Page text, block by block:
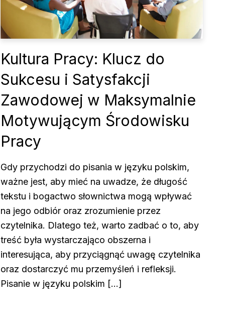
Kultura Pracy: Klucz do
Sukcesu i Satysfakcji
Zawodowej w Maksymalnie
Motywującym Środowisku
Pracy
Gdy przychodzi do pisania w języku polskim,
ważne jest, aby mieć na uwadze, że długość
tekstu i bogactwo słownictwa mogą wpływać
na jego odbiór oraz zrozumienie przez
czytelnika. Dlatego też, warto zadbać o to, aby
treść była wystarczająco obszerna i
interesująca, aby przyciągnąć uwagę czytelnika
oraz dostarczyć mu przemyśleń i refleksji.
Pisanie w języku polskim […]